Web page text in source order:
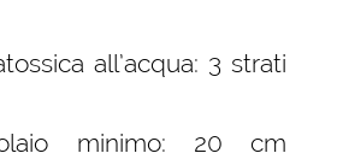
all’acqua: 3 strati
minimo: 20 cm